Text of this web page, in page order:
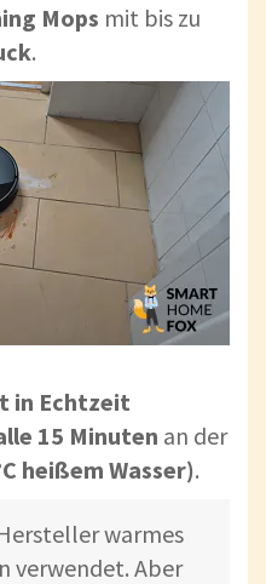
Mops mit bis zu
.
in Echtzeit
15 Minuten an der
heißem Wasser).
warmes
verwendet. Aber